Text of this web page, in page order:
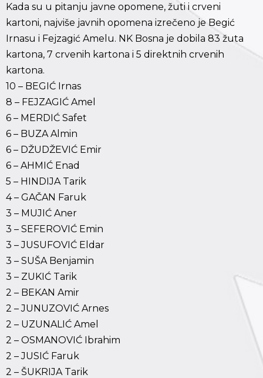
Kada su u pitanju javne opomene, žuti i crveni
kartoni, najviše javnih opomena izrečeno je Begić
Irnasu i Fejzagić Amelu. NK Bosna je dobila 83 žuta
kartona, 7 crvenih kartona i 5 direktnih crvenih
kartona.
10 – BEGIĆ Irnas
8 – FEJZAGIĆ Amel
6 – MERDIĆ Safet
6 – BUZA Almin
6 – DŽUDŽEVIĆ Emir
6 – AHMIĆ Enad
5 – HINDIJA Tarik
4 – GAČAN Faruk
3 – MUJIĆ Aner
3 – SEFEROVIĆ Emin
3 – JUSUFOVIĆ Eldar
3 – SUŠA Benjamin
3 – ZUKIĆ Tarik
2 – BEKAN Amir
2 – JUNUZOVIĆ Arnes
2 – UZUNALIĆ Amel
2 – OSMANOVIĆ Ibrahim
2 – JUSIĆ Faruk
2 – ŠUKRIJA Tarik